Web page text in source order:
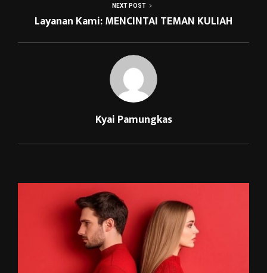
NEXT POST
Layanan Kami: MENCINTAI TEMAN KULIAH
Kyai Pamungkas